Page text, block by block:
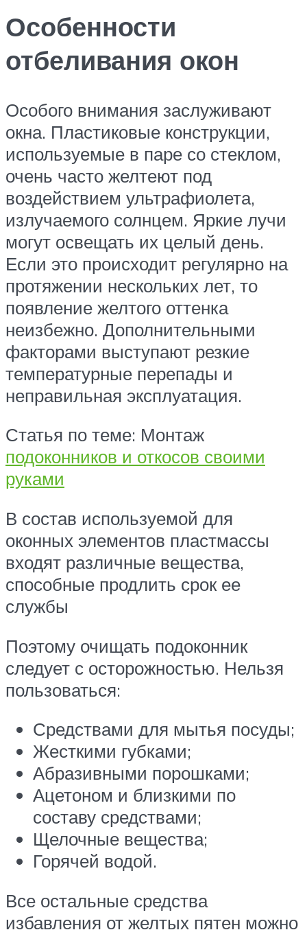
Особенности
отбеливания окон
Особого внимания заслуживают
окна. Пластиковые конструкции,
используемые в паре со стеклом,
очень часто желтеют под
воздействием ультрафиолета,
излучаемого солнцем. Яркие лучи
могут освещать их целый день.
Если это происходит регулярно на
протяжении нескольких лет, то
появление желтого оттенка
неизбежно. Дополнительными
факторами выступают резкие
температурные перепады и
неправильная эксплуатация.
Статья по теме: Монтаж
подоконников и откосов своими
руками
В состав используемой для
оконных элементов пластмассы
входят различные вещества,
способные продлить срок ее
службы
Поэтому очищать подоконник
следует с осторожностью. Нельзя
пользоваться:
Средствами для мытья посуды;
Жесткими губками;
Абразивными порошками;
Ацетоном и близкими по
составу средствами;
Щелочные вещества;
Горячей водой.
Все остальные средства
избавления от желтых пятен можно